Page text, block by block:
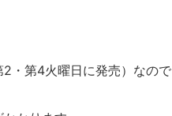
・第4火曜日に発売）なので